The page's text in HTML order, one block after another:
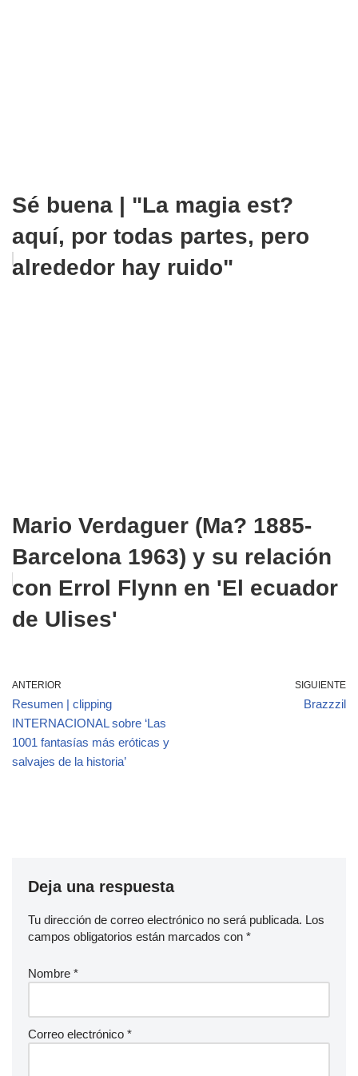
Sé buena | "La magia est?
aquí, por todas partes, pero
alrededor hay ruido"
Mario Verdaguer (Ma? 1885-
Barcelona 1963) y su relación
con Errol Flynn en 'El ecuador
de Ulises'
ANTERIOR
Resumen | clipping
INTERNACIONAL sobre ‘Las
1001 fantasías más eróticas y
salvajes de la historia’
SIGUIENTE
Brazzzil
Deja una respuesta
Tu dirección de correo electrónico no será publicada. Los
campos obligatorios están marcados con *
Nombre *
Correo electrónico *